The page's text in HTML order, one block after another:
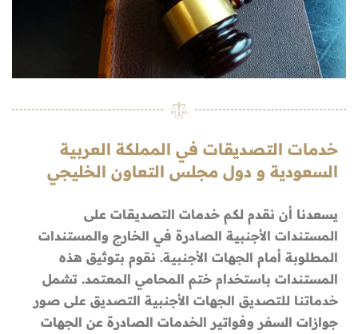
خدمات التصديقات في المملكة العربية
السعودية و دول مجلس التعاون الخليجي
يسعدنا أن نقدم لكم خدمات التصديقات على
المستندات الأجنبية الصادرة في الخارج والمستندات
المطلوبة أمام الجهات الأجنبية. نقوم بتوثيق هذه
المستندات باستخدام ختم المحامي المعتمد. تشمل
خدماتنا للتصديق الجهات الأجنبية التصديق على صور
جوازات السفر وفواتير الخدمات الصادرة عن الجهات